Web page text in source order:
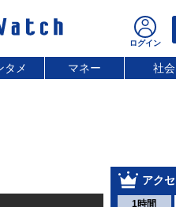
タメ マネー 社会
アク
1時間